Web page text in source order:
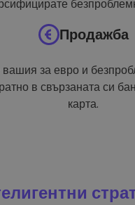
Продажба
за евро и
в свързаната си
карта.